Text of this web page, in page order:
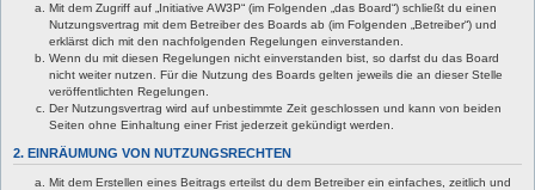
Mit dem Zugriff auf „Initiative AW3P“ (im Folgenden „das Board“) schließt du einen
Nutzungsvertrag mit dem Betreiber des Boards ab (im Folgenden „Betreiber“) und
erklärst dich mit den nachfolgenden Regelungen einverstanden.
Wenn du mit diesen Regelungen nicht einverstanden bist, so darfst du das Board
nicht weiter nutzen. Für die Nutzung des Boards gelten jeweils die an dieser Stelle
veröffentlichten Regelungen.
Der Nutzungsvertrag wird auf unbestimmte Zeit geschlossen und kann von beiden
Seiten ohne Einhaltung einer Frist jederzeit gekündigt werden.
2. EINRÄUMUNG VON NUTZUNGSRECHTEN
Mit dem Erstellen eines Beitrags erteilst du dem Betreiber ein einfaches, zeitlich und